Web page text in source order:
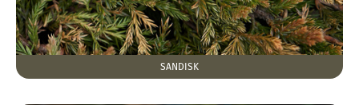
SANDISK